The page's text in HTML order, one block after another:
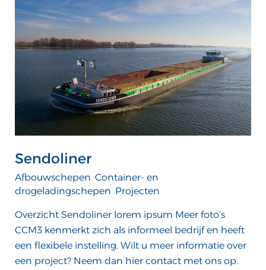
Sendoliner
Afbouwschepen Container- en
drogeladingschepen Projecten
Overzicht Sendoliner lorem ipsum Meer foto’s
CCM3 kenmerkt zich als informeel bedrijf en heeft
een flexibele instelling. Wilt u meer informatie over
een project? Neem dan hier contact met ons op.